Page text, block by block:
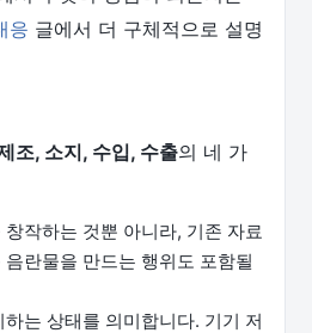
응 글에서 더 구체적으로 설명
조, 소지, 수입, 수출의 네 가
작하는 것뿐 아니라, 기존 자료
음란물을 만드는 행위도 포함될
하는 상태를 의미합니다. 기기 저